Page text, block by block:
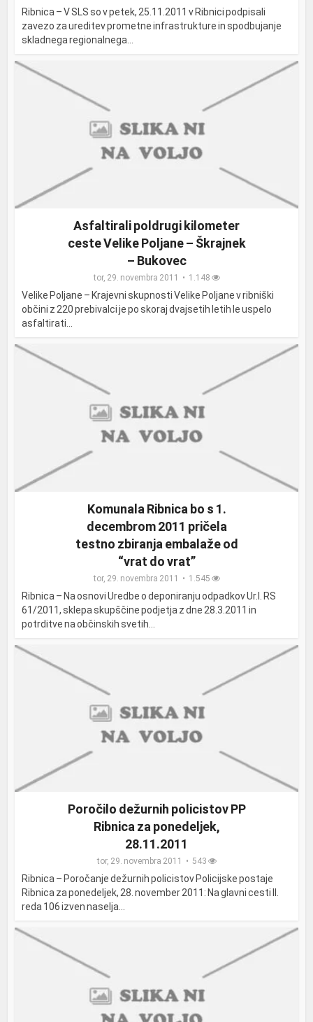
Ribnica – V SLS so v petek, 25.11.2011 v Ribnici podpisali
zavezo za ureditev prometne infrastrukture in spodbujanje
skladnega regionalnega...
Asfaltirali poldrugi kilometer
ceste Velike Poljane – Škrajnek
– Bukovec
tor, 29. novembra 2011 1.148
Velike Poljane – Krajevni skupnosti Velike Poljane v ribniški
občini z 220 prebivalci je po skoraj dvajsetih letih le uspelo
asfaltirati...
Komunala Ribnica bo s 1.
decembrom 2011 pričela
testno zbiranja embalaže od
“vrat do vrat”
tor, 29. novembra 2011 1.545
Ribnica – Na osnovi Uredbe o deponiranju odpadkov Ur.l. RS
61/2011, sklepa skupščine podjetja z dne 28.3.2011 in
potrditve na občinskih svetih...
Poročilo dežurnih policistov PP
Ribnica za ponedeljek,
28.11.2011
tor, 29. novembra 2011 543
Ribnica – Poročanje dežurnih policistov Policijske postaje
Ribnica za ponedeljek, 28. november 2011: Na glavni cesti II.
reda 106 izven naselja...